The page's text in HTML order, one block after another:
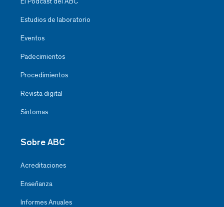
Estudios de laboratorio
Eventos
Padecimientos
Procedimientos
Revista digital
Síntomas
Sobre ABC
Acreditaciones
Enseñanza
Informes Anuales